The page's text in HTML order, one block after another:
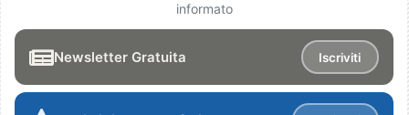
informato
Newsletter Gratuita Iscriviti